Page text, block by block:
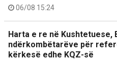
06/08 15:24
Harta e re në Kushtetuese,
ndërkombëtarëve për
kërkesë edhe KQZ-së